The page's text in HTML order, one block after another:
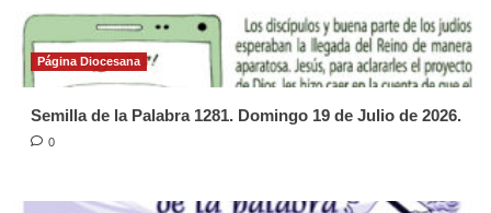
Página Diocesana
Semilla de la Palabra 1281. Domingo 19 de Julio de 2026.
0